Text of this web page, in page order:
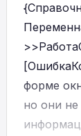
форме
но они